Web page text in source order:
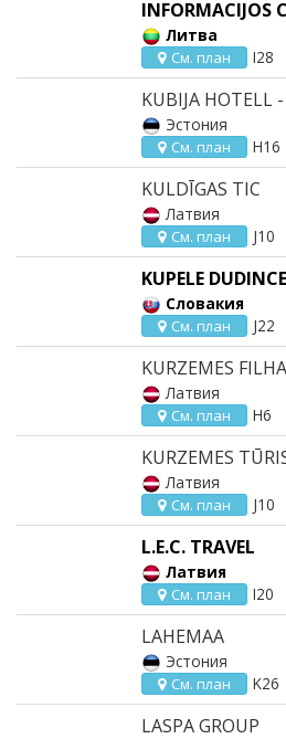
INFORMACIJOS
Литва
См. план I28
KUBIJA HOTELL
Эстония
См. план H16
KULDĪGAS TIC
Латвия
См. план J10
KUPELE
Словакия
См. план J22
KURZEMES
Латвия
См. план H6
KURZEMES
Латвия
См. план J10
L.E.C. TRAVEL
Латвия
См. план I20
LAHEMAA
Эстония
См. план K26
LASPA GROUP